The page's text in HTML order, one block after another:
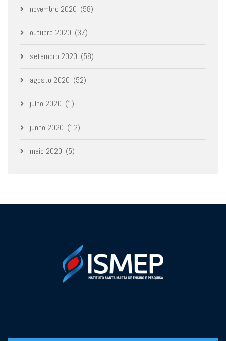
novembro 2020 (58)
outubro 2020 (37)
setembro 2020 (58)
agosto 2020 (52)
julho 2020 (1)
junho 2020 (12)
maio 2020 (5)